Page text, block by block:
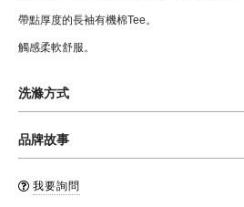
帶點厚度的長袖有機棉Tee。
觸感柔軟舒服。
洗滌方式
漂白，不可烘乾。
品牌故事
子所建立的品牌，不同於Bonpoint的經典，
我要詢問